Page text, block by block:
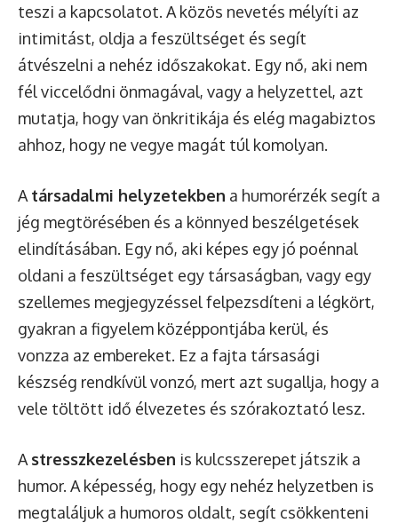
teszi a kapcsolatot. A közös nevetés mélyíti az
intimitást, oldja a feszültséget és segít
átvészelni a nehéz időszakokat. Egy nő, aki nem
fél viccelődni önmagával, vagy a helyzettel, azt
mutatja, hogy van önkritikája és elég magabiztos
ahhoz, hogy ne vegye magát túl komolyan.
A társadalmi helyzetekben a humorérzék segít a
jég megtörésében és a könnyed beszélgetések
elindításában. Egy nő, aki képes egy jó poénnal
oldani a feszültséget egy társaságban, vagy egy
szellemes megjegyzéssel felpezsdíteni a légkört,
gyakran a figyelem középpontjába kerül, és
vonzza az embereket. Ez a fajta társasági
készség rendkívül vonzó, mert azt sugallja, hogy a
vele töltött idő élvezetes és szórakoztató lesz.
A stresszkezelésben is kulcsszerepet játszik a
humor. A képesség, hogy egy nehéz helyzetben is
megtaláljuk a humoros oldalt, segít csökkenteni